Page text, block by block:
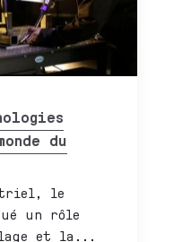
du
le
un rôle
et la...